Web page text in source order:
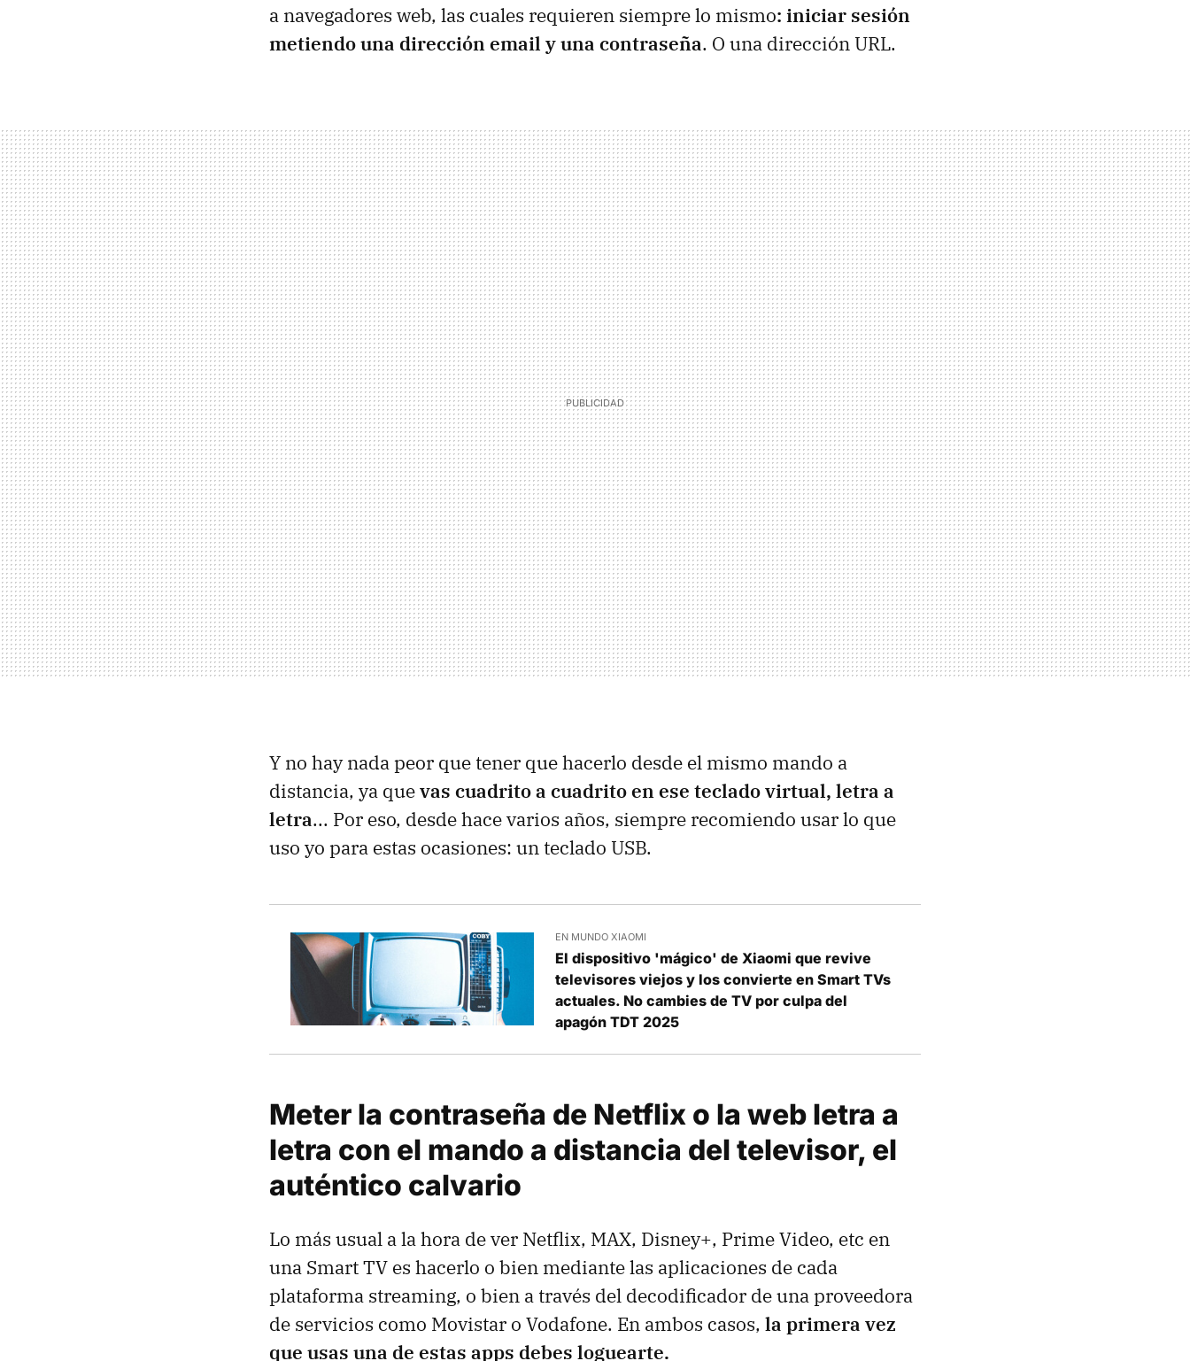
a navegadores web, las cuales requieren siempre lo mismo: iniciar sesión
metiendo una dirección email y una contraseña. O una dirección URL.
Y no hay nada peor que tener que hacerlo desde el mismo mando a
distancia, ya quevas cuadrito a cuadrito en ese teclado virtual, letra a
letra... Por eso, desde hace varios años, siempre recomiendo usar lo que
uso yo para estas ocasiones: un teclado USB.
EN MUNDO XIAOMI
El dispositivo 'mágico' de Xiaomi que revive
televisores viejos y los convierte en Smart TVs
actuales. No cambies de TV por culpa del
apagón TDT 2025
Meter la contraseña de Netflix o la web letra a
letra con el mando a distancia del televisor, el
auténtico calvario
Lo más usual a la hora de ver Netflix, MAX, Disney+, Prime Video, etc en
una Smart TV es hacerlo o bien mediante las aplicaciones de cada
plataforma streaming, o bien a través del decodificador de una proveedora
de servicios como Movistar o Vodafone. En ambos casos, la primera vez
que usas una de estas apps debes loguearte.